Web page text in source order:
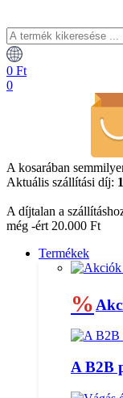
A
termék
kikeresése
...
0 Ft
0
A kosarában
Aktuális szállítási díj:
A díjtalan a
még -ért 20.000 Ft
Termékek
%
A B2B